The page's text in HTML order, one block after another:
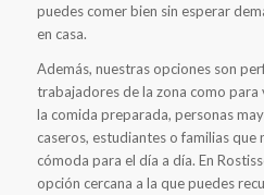
puedes comer bien sin esperar
en casa.
Además, nuestras opciones son
trabajadores de la zona como para
la comida preparada, personas
caseros, estudiantes o familias que
cómoda para el día a día. En
opción cercana a la que puedes